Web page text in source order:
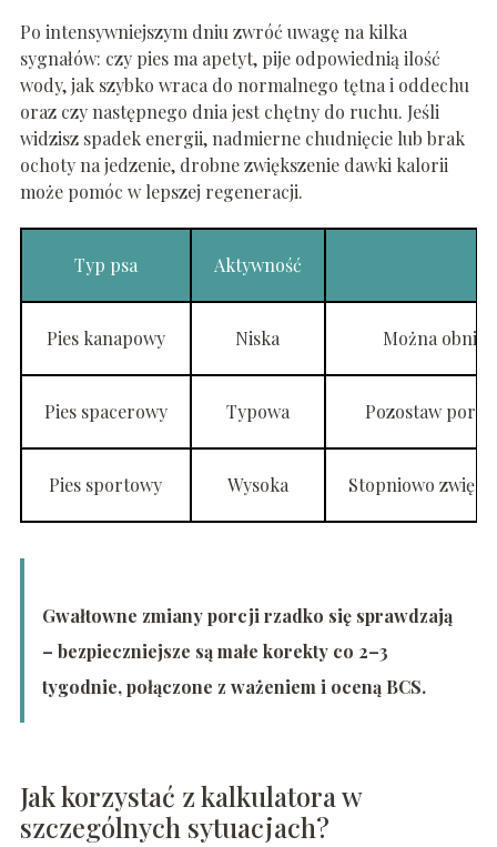
Po intensywniejszym dniu zwróć uwagę na kilka
sygnałów: czy pies ma apetyt, pije odpowiednią ilość
wody, jak szybko wraca do normalnego tętna i oddechu
oraz czy następnego dnia jest chętny do ruchu. Jeśli
widzisz spadek energii, nadmierne chudnięcie lub brak
ochoty na jedzenie, drobne zwiększenie dawki kalorii
może pomóc w lepszej regeneracji.
Typ psa Aktywność
Pies kanapowy Niska Można
Pies spacerowy Typowa Pozostaw
Pies sportowy Wysoka Stopniowo
Gwałtowne zmiany porcji rzadko się sprawdzają
– bezpieczniejsze są małe korekty co 2–3
tygodnie, połączone z ważeniem i oceną BCS.
Jak korzystać z kalkulatora w
szczególnych sytuacjach?